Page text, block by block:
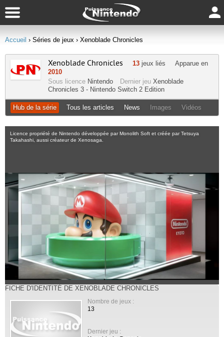
Accueil › Séries de jeux › Xenoblade Chronicles
Xenoblade Chronicles 13 jeux liés
Apparue en
2010
Sous licence Nintendo Dernier jeu Xenoblade
Chronicles 3 - Nintendo Switch 2 Edition
Hub de la série Tous les articles News Images Vidéos
Licence propriété de Nintendo développée par Monolith Soft et créée par Tetsuya
Takahashi, aussi créateur de Xenosaga.
FICHE D'IDENTITÉ DE XENOBLADE CHRONICLES
Nombre de jeux :
13
Dernier jeu :